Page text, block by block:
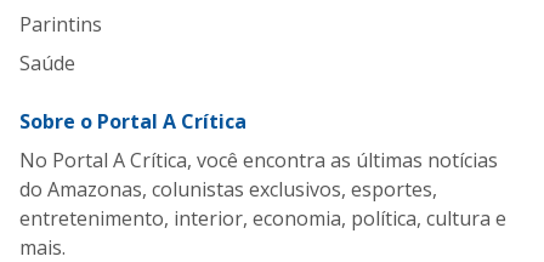
Parintins
Saúde
Sobre o Portal A Crítica
No Portal A Crítica, você encontra as últimas notícias
do Amazonas, colunistas exclusivos, esportes,
entretenimento, interior, economia, política, cultura e
mais.